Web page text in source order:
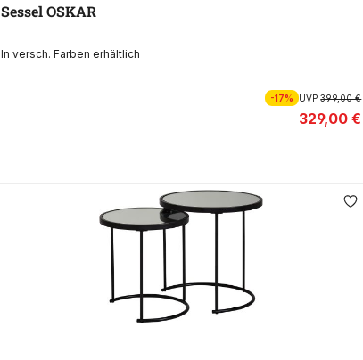
Sessel OSKAR
In versch. Farben erhältlich
-17% UVP399,00 €
329,00 €